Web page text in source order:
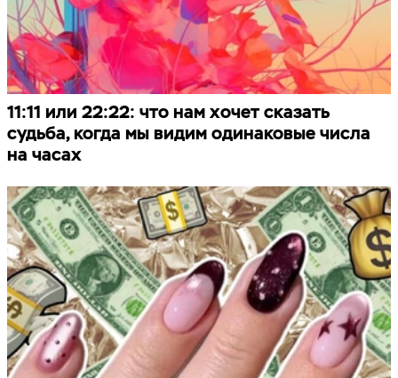
11:11 или 22:22: что нам хочет сказать
судьба, когда мы видим одинаковые числа
на часах